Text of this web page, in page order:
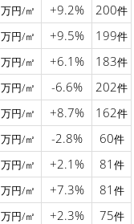
万円/㎡ +9.2% 200件
万円/㎡ +9.5% 199件
万円/㎡ +6.1% 183件
万円/㎡ -6.6% 202件
万円/㎡ +8.7% 162件
万円/㎡ -2.8% 60件
万円/㎡ +2.1% 81 件
万円/㎡ +7.3% 81 件
万円/㎡ +2.3% 75件